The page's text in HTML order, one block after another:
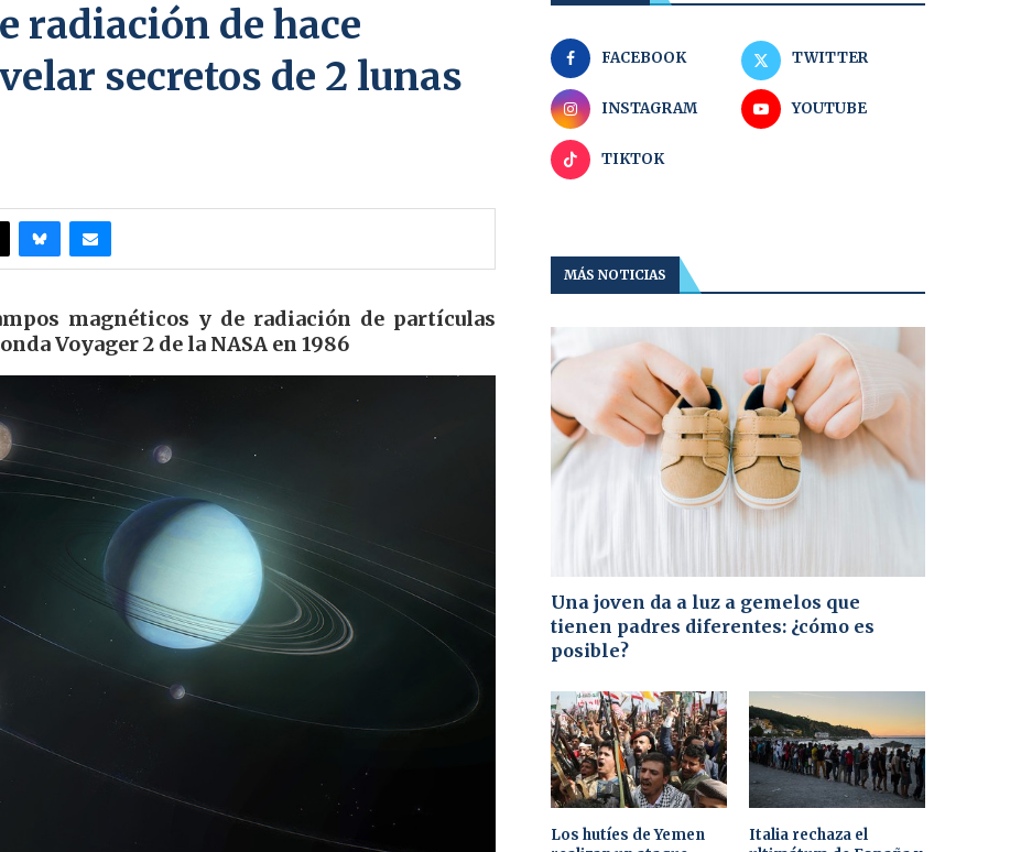
radiación de hace
secretos de 2 lunas
magnéticos y de radiación de partículas
Voyager 2 de la NASA en 1986
FACEBOOK TWITTER
INSTAGRAM YOUTUBE
TIKTOK
MÁS NOTICIAS
Una joven da a luz a gemelos que
tienen padres diferentes: ¿cómo es
posible?
Los hutíes de Yemen
Italia rechaza el